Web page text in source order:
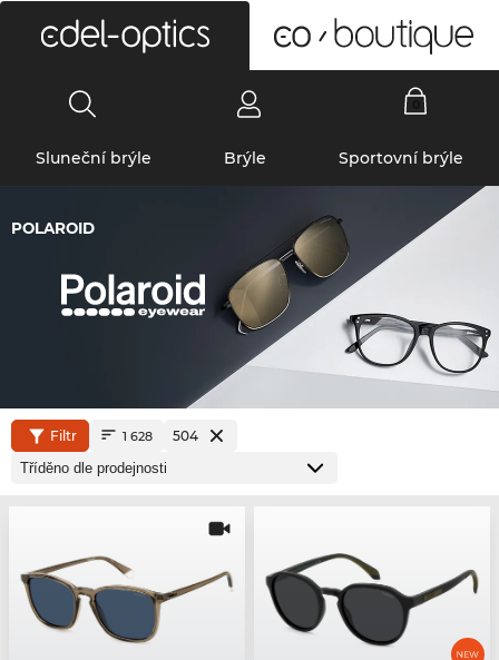
Sluneční brýle Brýle Sportovní brýle
POLAROID
Filtr 1 628 504